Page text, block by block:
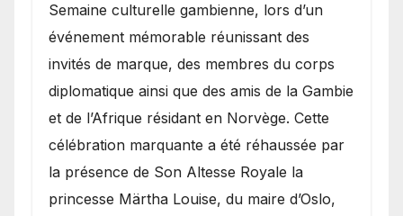
Semaine culturelle gambienne, lors d’un
événement mémorable réunissant des
invités de marque, des membres du corps
diplomatique ainsi que des amis de la Gambie
et de l’Afrique résidant en Norvège. Cette
célébration marquante a été réhaussée par
la présence de Son Altesse Royale la
princesse Märtha Louise, du maire d’Oslo,